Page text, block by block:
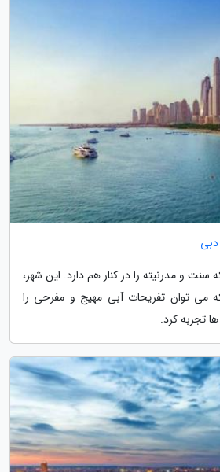
و مدرنیته را در کنار هم دارد. این شهر،
می توان تفریحات آبی مهیج و مفرحی را
تجربه کرد.